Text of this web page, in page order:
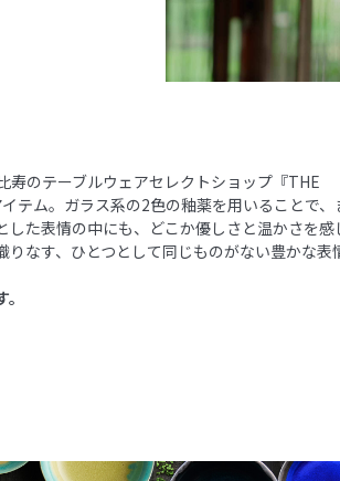
のテーブルウェアセレクトショップ『THE
テム。ガラス系の2色の釉薬を用いることで、
た表情の中にも、どこか優しさと温かさを感
なす、ひとつとして同じものがない豊かな表